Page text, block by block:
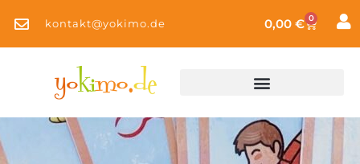
kontakt@yokimo.de 0,00 € 0